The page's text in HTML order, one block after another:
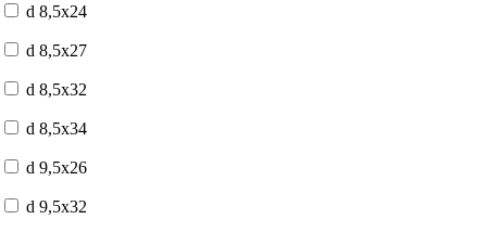
d 8,5x24
d 8,5x27
d 8,5x32
d 8,5x34
d 9,5x26
d 9,5x32